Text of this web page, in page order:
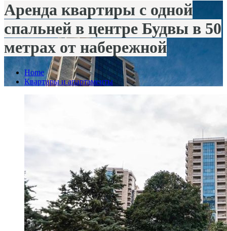
Аренда квартиры с одной
спальней в центре Будвы в 50
метрах от набережной
Home
Квартиры и апартаменты